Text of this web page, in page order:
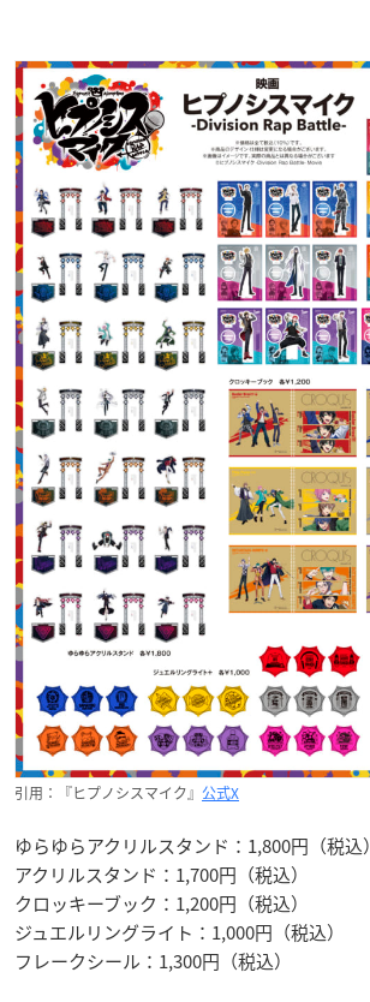
引用：『ヒプノシスマイク』 公式X
ゆらゆらアクリルスタンド：1,800円（税込）
アクリルスタンド：1,700円（税込）
クロッキーブック：1,200円（税込）
ジュエルリングライト：1,000円（税込）
フレークシール：1,300円（税込）